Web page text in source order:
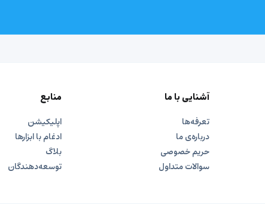
آشنایی با ما
تعرفه‌ها
درباره‌ی ما
حریم خصوصی
سوالات متداول
منابع
اپلیکیشن
ادغام با ابزارها
بلاگ
توسعه‌دهندگان